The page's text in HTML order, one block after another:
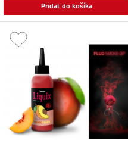
Pridať do košíka